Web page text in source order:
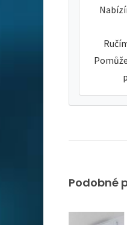
Podobné